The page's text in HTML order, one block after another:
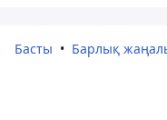
Басты Барлық